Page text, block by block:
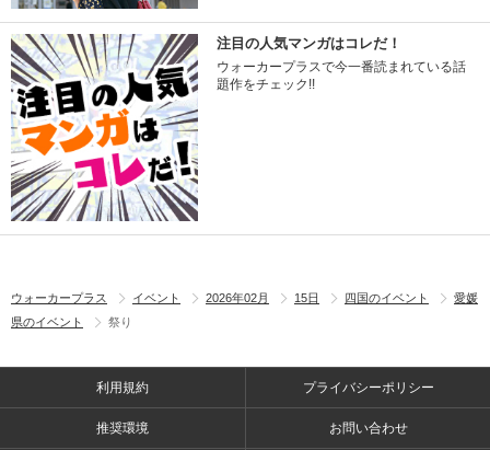
注目の人気マンガはコレだ！
ウォーカープラスで今一番読まれている話
題作をチェック!!
ウォーカープラス イベント 2026年02月 15日 四国のイベント
愛媛
県のイベント
祭り
利用規約 プライバシーポリシー
推奨環境 お問い合わせ